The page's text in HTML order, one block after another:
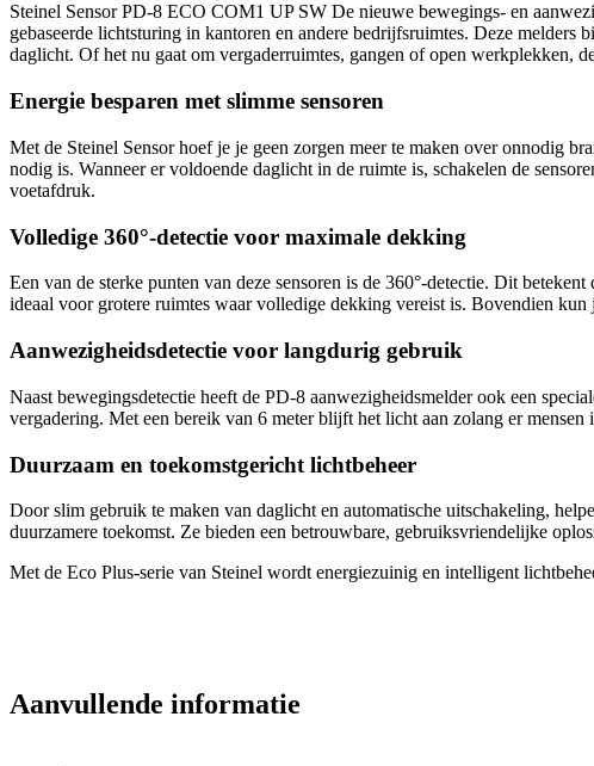
Steinel Sensor PD-8 ECO COM1 UP SW De nieuwe bewegings- en
gebaseerde lichtsturing in kantoren en andere bedrijfsruimtes. Deze
daglicht. Of het nu gaat om vergaderruimtes, gangen of open werkplekken,
Energie besparen met slimme sensoren
Met de Steinel Sensor hoef je je geen zorgen meer te maken over onnodig
nodig is. Wanneer er voldoende daglicht in de ruimte is, schakelen de
voetafdruk.
Volledige 360°-detectie voor maximale dekking
Een van de sterke punten van deze sensoren is de 360°-detectie. Dit
ideaal voor grotere ruimtes waar volledige dekking vereist is. Bovendien kun
Aanwezigheidsdetectie voor langdurig gebruik
Naast bewegingsdetectie heeft de PD-8 aanwezigheidsmelder ook een
vergadering. Met een bereik van 6 meter blijft het licht aan zolang er
Duurzaam en toekomstgericht lichtbeheer
Door slim gebruik te maken van daglicht en automatische uitschakeling,
duurzamere toekomst. Ze bieden een betrouwbare, gebruiksvriendelijke
Met de Eco Plus-serie van Steinel wordt energiezuinig en intelligent
Aanvullende informatie